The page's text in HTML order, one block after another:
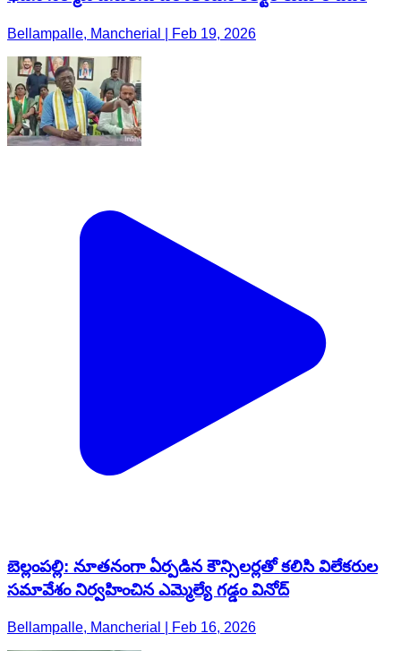
Bellampalle, Mancherial | Feb 19, 2026
బెల్లంపల్లి: నూతనంగా ఏర్పడిన కౌన్సిలర్లతో కలిసి విలేకరుల
సమావేశం నిర్వహించిన ఎమ్మెల్యే గడ్డం వినోద్
Bellampalle, Mancherial | Feb 16, 2026